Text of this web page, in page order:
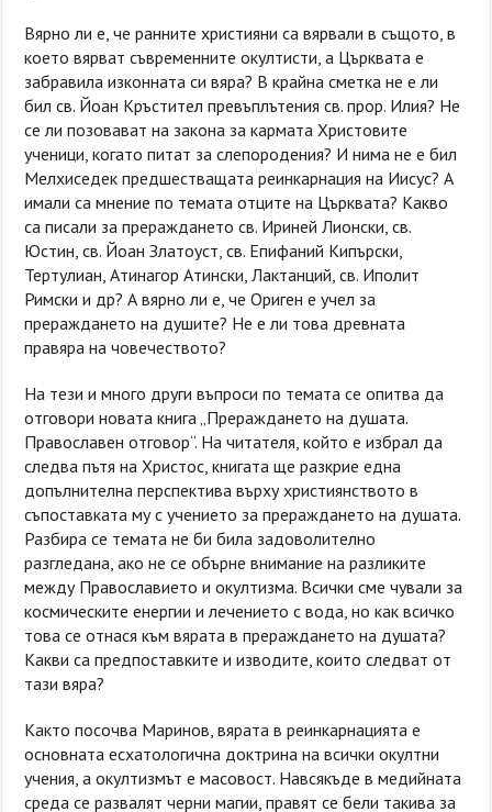
Вярно ли е, че ранните християни са вярвали в същото, в
което вярват съвременните окултисти, а Църквата е
забравила изконната си вяра? В крайна сметка не е ли
бил св. Йоан Кръстител превъплътения св. прор. Илия? Не
се ли позовават на закона за кармата Христовите
ученици, когато питат за слепородения? И нима не е бил
Мелхиседек предшестващата реинкарнация на Иисус? А
имали са мнение по темата отците на Църквата? Какво
са писали за прераждането св. Ириней Лионски, св.
Юстин, св. Йоан Златоуст, св. Епифаний Кипърски,
Тертулиан, Атинагор Атински, Лактанций, св. Иполит
Римски и др? А вярно ли е, че Ориген е учел за
прераждането на душите? Не е ли това древната
правяра на човечеството?
На тези и много други въпроси по темата се опитва да
отговори новата книга „Прераждането на душата.
Православен отговор“. На читателя, който е избрал да
следва пътя на Христос, книгата ще разкрие една
допълнителна перспектива върху християнството в
съпоставката му с учението за прераждането на душата.
Разбира се темата не би била задоволително
разгледана, ако не се обърне внимание на разликите
между Православието и окултизма. Всички сме чували за
космическите енергии и лечението с вода, но как всичко
това се отнася към вярата в прераждането на душата?
Какви са предпоставките и изводите, които следват от
тази вяра?
Както посочва Маринов, вярата в реинкарнацията е
основната есхатологична доктрина на всички окултни
учения, а окултизмът е масовост. Навсякъде в медийната
среда се развалят черни магии, правят се бели такива за